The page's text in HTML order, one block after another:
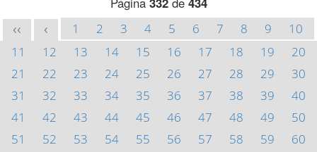
<< < 1 2 3 4 5 6 7 8 9
10
11
12 13 14 15 16 17 18 19
20
21
22 23 24 25 26 27 28 29
30
31
32 33 34 35 36 37 38 39
40
41
42 43 44 45 46 47 48 49
50
51
52 53 54 55 56 57 58 59
60